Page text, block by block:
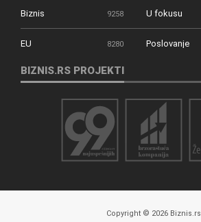
Biznis 9258 U fokusu
EU 8280 Poslovanje
BIZNIS.RS PROJEKTI
Copyright © 2026 Biznis.rs